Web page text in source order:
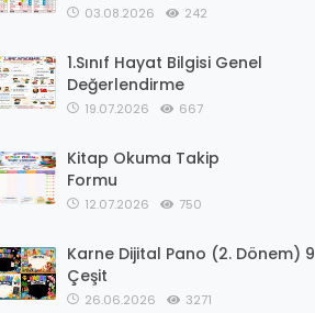
03.08.2026 242
1.Sınıf Hayat Bilgisi Genel
Değerlendirme
19.07.2026 667
Kitap Okuma Takip
Formu
12.07.2026 750
Karne Dijital Pano (2. Dönem) 9
Çeşit
26.06.2026 3271